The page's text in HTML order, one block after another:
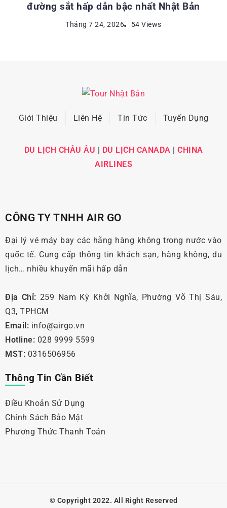
đường sắt hấp dẫn bậc nhất Nhật Bản
Tháng 7 24, 2026 54 Views
Giới Thiệu Liên Hệ Tin Tức Tuyển Dụng
DU LỊCH CHÂU ÂU | DU LỊCH CANADA | CHINA
AIRLINES
CÔNG TY TNHH AIR GO
Đại lý vé máy bay các hãng hàng không trong nước vào
quốc tế. Cung cấp thông tin khách sạn, hàng không, du
lịch… nhiều khuyến mãi hấp dẫn
Địa Chỉ: 259 Nam Kỳ Khởi Nghĩa, Phường Võ Thị Sáu,
Q3, TPHCM
Email: info@airgo.vn
Hotline: 028 9999 5599
MST: 0316506956
Thông Tin Cần Biết
Điều Khoản Sử Dụng
Chính Sách Bảo Mật
Phương Thức Thanh Toán
© Copyright 2022. All Right Reserved